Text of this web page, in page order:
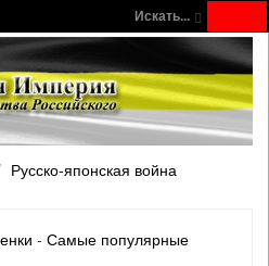
Искать...
Русско‐японская война
- Самые популярные